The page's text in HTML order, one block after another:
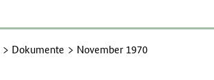
Dokumente November 1970